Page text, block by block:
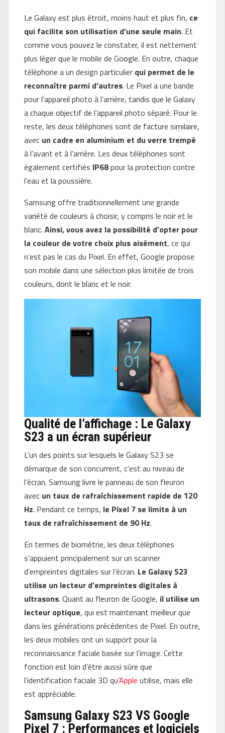
Le Galaxy est plus étroit, moins haut et plus fin, ce
qui facilite son utilisation d’une seule main. Et
comme vous pouvez le constater, il est nettement
plus léger que le mobile de Google. En outre, chaque
téléphone a un design particulier qui permet de le
reconnaître parmi d’autres. Le Pixel a une bande
pour l’appareil photo à l’arrière, tandis que le Galaxy
a chaque objectif de l’appareil photo séparé. Pour le
reste, les deux téléphones sont de facture similaire,
avec un cadre en aluminium et du verre trempé
à l’avant et à l’arrière. Les deux téléphones sont
également certifiés IP68pour la protection contre
l’eau et la poussière.
Samsung offre traditionnellement une grande
variété de couleurs à choisir, y compris le noir et le
blanc. Ainsi, vous avez la possibilité d’opter pour
la couleur de votre choix plus aisément, ce qui
n’est pas le cas du Pixel. En effet, Google propose
son mobile dans une sélection plus limitée de trois
couleurs, dont le blanc et le noir.
Qualité de l’affichage : Le Galaxy
S23 a un écran supérieur
L’un des points sur lesquels le Galaxy S23 se
démarque de son concurrent, c’est au niveau de
l’écran. Samsung livre le panneau de son fleuron
avec un taux de rafraîchissement rapide de 120
Hz. Pendant ce temps, le Pixel 7 se limite à un
taux de rafraîchissement de 90 Hz.
En termes de biométrie, les deux téléphones
s’appuient principalement sur un scanner
d’empreintes digitales sur l’écran. Le Galaxy S23
utilise un lecteur d’empreintes digitales à
ultrasons. Quant au fleuron de Google, il utilise un
lecteur optique, qui est maintenant meilleur que
dans les générations précédentes de Pixel. En outre,
les deux mobiles ont un support pour la
reconnaissance faciale basée sur l’image. Cette
fonction est loin d’être aussi sûre que
l’identification faciale 3D qu’Apple utilise, mais elle
est appréciable.
Samsung Galaxy S23 VS Google
Pixel 7 : Performances et logiciels